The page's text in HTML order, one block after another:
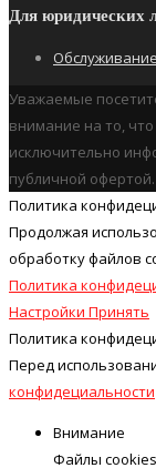
Для юридических
Уважаемые
внимание на то,
исключительно
публичной офертой.
Политика
Продолжая
обработку файлов
Политика
Настройки Принять
Политика
Перед
конфидециальности
Внимание
Файлы